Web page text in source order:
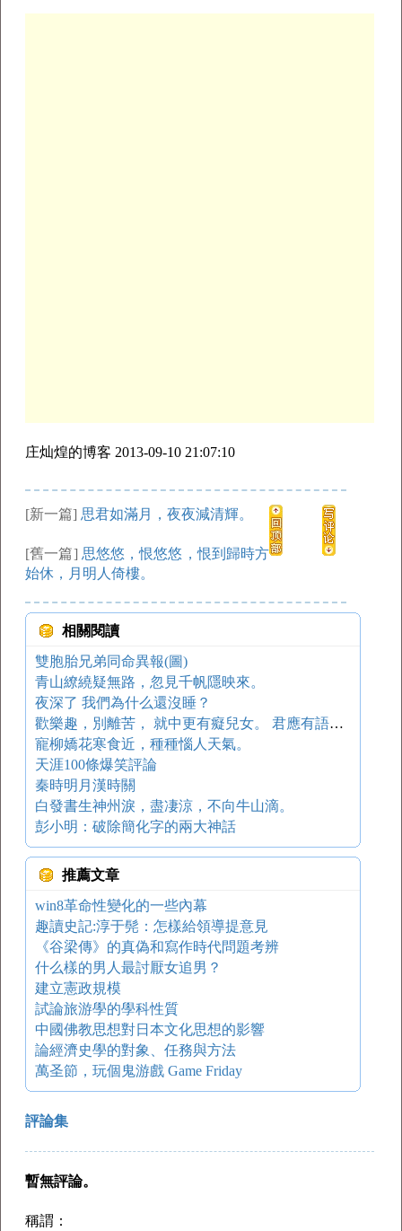
庄灿煌的博客 2013-09-10 21:07:10
[新一篇] 思君如滿月，夜夜減清輝。
[舊一篇] 思悠悠，恨悠悠，恨到歸時方
始休，月明人倚樓。
相關閱讀
雙胞胎兄弟同命異報(圖)
青山繚繞疑無路，忽見千帆隱映來。
夜深了 我們為什么還沒睡？
歡樂趣，別離苦， 就中更有癡兒女。 君應有語，渺萬里層云， 千山暮雪，只影向誰去？
寵柳嬌花寒食近，種種惱人天氣。
天涯100條爆笑評論
秦時明月漢時關
白發書生神州淚，盡凄涼，不向牛山滴。
彭小明：破除簡化字的兩大神話
推薦文章
win8革命性變化的一些內幕
趣讀史記:淳于髡：怎樣給領導提意見
《谷梁傳》的真偽和寫作時代問題考辨
什么樣的男人最討厭女追男？
建立憲政規模
試論旅游學的學科性質
中國佛教思想對日本文化思想的影響
論經濟史學的對象、任務與方法
萬圣節，玩個鬼游戲 Game Friday
評論集
暫無評論。
稱謂：